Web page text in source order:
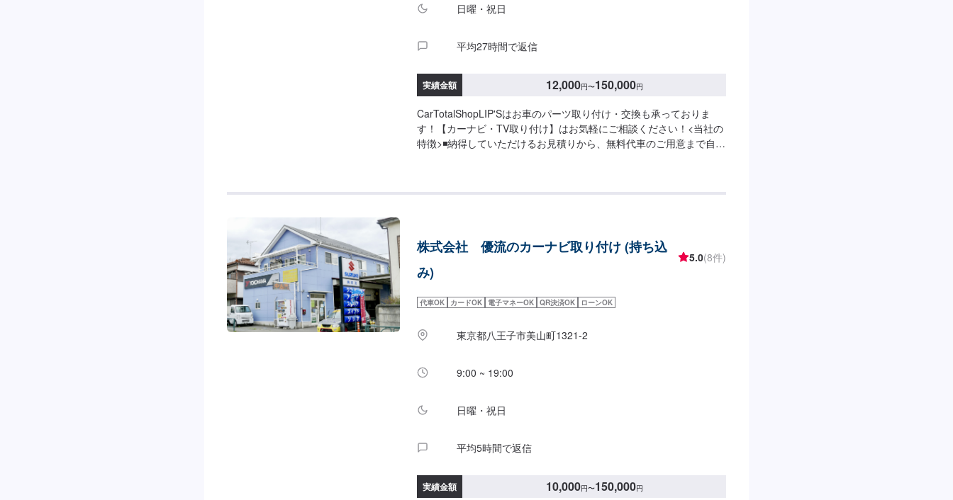
日曜・祝日
平均27時間で返信
実績金額 12,000円〜150,000円
CarTotalShopLIP'Sはお車のパーツ取り付け・交換も承っておりま
す！【カーナビ・TV取り付け】はお気軽にご相談ください！<当社の
特徴>◾納得していただけるお見積りから、無料代車のご用意まで自社
ただくとスムーズにご案内が可能です。詳しくはご入庫の際にご相談
ください！【1】オファーにてお問い合わせ【2】お見積り【3】お見
積りにご納得いただければ作業開始【4】仕上がり次第納車【代車に
社スタッフが責任をもってお受けします。お車の作業中は代車をご利
【定休日・営業時間】定休日：日曜、祭日、第二土曜日営業時間：
の方はお気をつけください。また、お客様が来店なさった際に少し吠
えることがございます。ご了承いただけますと幸いです。
株式会社 優流のカーナビ取り付け (持ち込
み)
5.0(8件)
代車OK カードOK 電子マネーOK QR決済OK ローンOK
東京都八王子市美山町1321-2
9:00 ~ 19:00
日曜・祝日
平均5時間で返信
実績金額 10,000円〜150,000円